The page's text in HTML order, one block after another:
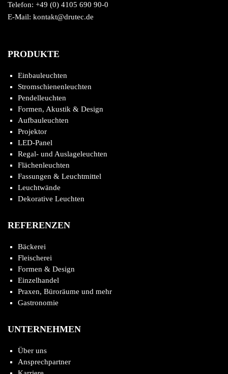
Telefon: +49 (0) 4105 690 90-0
E-Mail: kontakt@drutec.de
PRODUKTE
Einbauleuchten
Stromschienenleuchten
Pendelleuchten
Formen, Akustik & Design
Aufbauleuchten
Projektor
LED-Panel
Regal- und Auslageleuchten
Flächenleuchten
Fassungen & Leuchtmittel
Leuchtwände
Dekorative Leuchten
REFERENZEN
Bäckerei
Fleischerei
Formen & Design
Einzelhandel
Praxen, Büroräume und mehr
Gastronomie
UNTERNEHMEN
Über uns
Ansprechpartner